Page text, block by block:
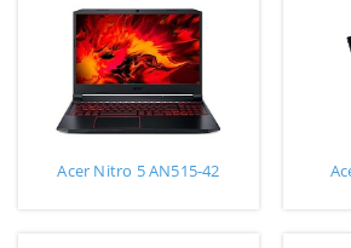
Acer Nitro 5 AN515-42